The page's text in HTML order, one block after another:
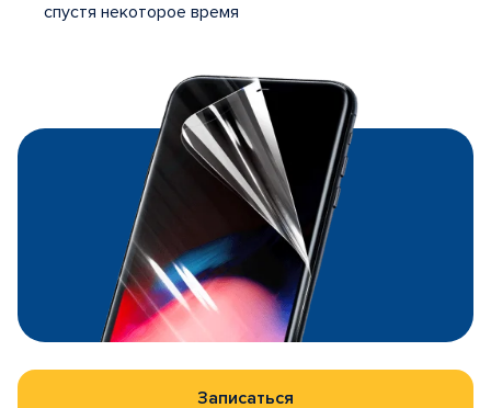
спустя некоторое время
Записаться